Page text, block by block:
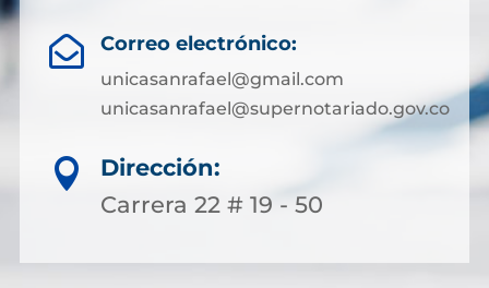
 Correo electrónico:
unicasanrafael@gmail.com
unicasanrafael@supernotariado.gov.co

Dirección:
Carrera 22 # 19 - 50